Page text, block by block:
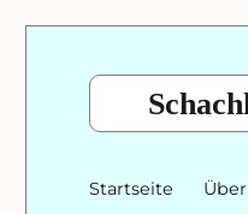
Startseite